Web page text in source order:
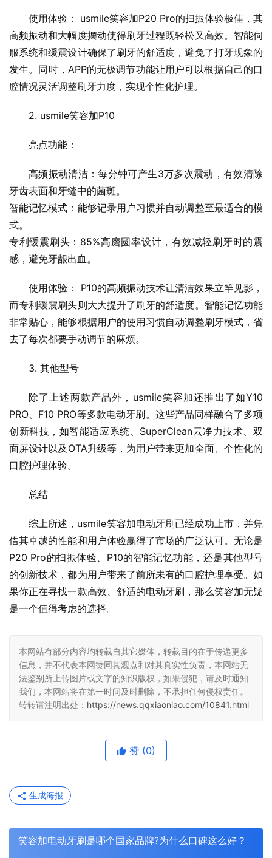
使用体验： usmile笑容加P20 Pro的扫振体验极佳，其
高频振动和大幅度摆动使得刷牙过程既轻松又高效。智能伺
服系统和缓震设计确保了刷牙的舒适度，避免了打牙现象的
发生。同时，APP的无极调节功能让用户可以根据自己的口
腔情况灵活调整刷牙力度，实现个性化护理。
2. usmile笑容加P10
亮点功能：
高频振动清洁：每分钟可产生3万多次震动，有效清除
牙齿表面和牙缝中的菌斑。
智能记忆模式：能够记录用户习惯并自动调整至最适合的模
式。
专利缓震刷头：85%高磨圆率设计，有效减轻刷牙时的震
感，避免牙龈出血。
使用体验： P10的高频振动技术让清洁效果立竿见影，
而专利缓震刷头则大大提升了刷牙的舒适度。智能记忆功能
非常贴心，能够根据用户的使用习惯自动调整刷牙模式，省
去了每次都要手动调节的麻烦。
3. 其他型号
除了上述两款产品外，usmile笑容加还推出了如Y10
PRO、F10 PRO等多款电动牙刷。这些产品同样融合了多项
创新科技，如智能适应系统、SuperClean云净力技术、双
面屏设计以及OTA升级等，为用户带来更加全面、个性化的
口腔护理体验。
总结
综上所述，usmile笑容加电动牙刷已经成功上市，并凭
借其卓越的性能和用户体验赢得了市场的广泛认可。无论是
P20 Pro的扫振体验、P10的智能记忆功能，还是其他型号
的创新技术，都为用户带来了前所未有的口腔护理享受。如
果你正在寻找一款高效、舒适的电动牙刷，那么笑容加无疑
是一个值得考虑的选择。
本网站有部分内容均转载自其它媒体，转载目的在于传递更多
信息，并不代表本网赞同其观点和对其真实性负责，本网站无
法鉴别所上传图片或文字的知识版权，如果侵犯，请及时通知
我们，本网站将在第一时间及时删除，不承担任何侵权责任。
转转请注明出处： https://news.qqxiaoniao.com/10841.html
赞 (0)
生成海报
笑容加电动牙刷是哪个国家品牌?为什么口碑这么好？